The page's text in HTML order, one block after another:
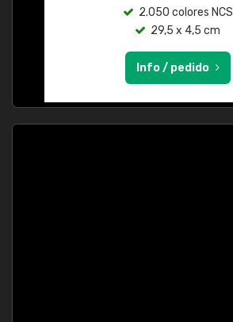
2.050 colores NCS
29,5 x 4,5 cm
Info / pedido